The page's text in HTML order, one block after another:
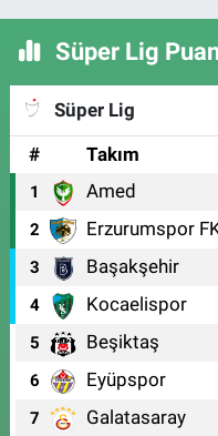
Süper Lig
Süper Lig
#
Takım
1 Amed
2 Erzurumspor
3 Başakşehir
4 Kocaelispor
5 Beşiktaş
6 Eyüpspor
7 Galatasaray